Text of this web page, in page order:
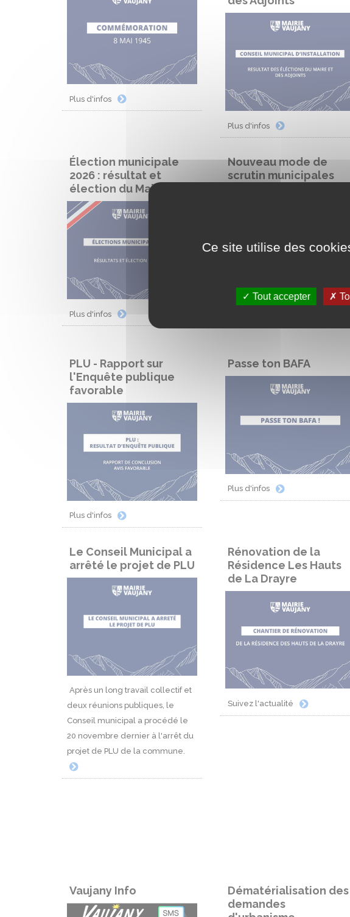
Plus d'infos
Plus d'infos
Élection municipale
2026 : résultat et
élection du Maire
Plus d'infos
Nouveau mode de
scrutin municipales
PLU - Rapport sur
l'Enquête publique
favorable
Plus d'infos
Passe ton BAFA
Plus d'infos
Le Conseil Municipal a
arrêté le projet de PLU
Après un long travail collectif et
deux réunions publiques, le
Conseil municipal a procédé le
20 novembre dernier à l'arrêt du
projet de PLU de la commune.
Rénovation de la
Résidence Les Hauts
de La Drayre
Suivez l'actualité
Vaujany Info
Dématérialisation des
demandes
Ce site utilise des
Tout accepter